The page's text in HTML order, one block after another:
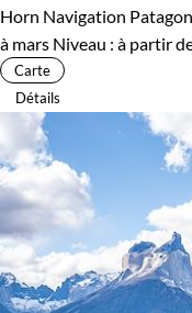
Horn Navigation
à mars Niveau : à partir
Carte
Détails